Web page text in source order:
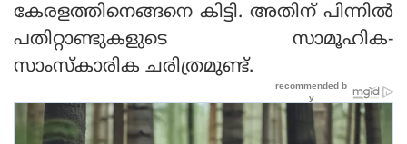
കേരളത്തിനെങ്ങനെ കിട്ടി. അതിന് പിന്നില്‍
പതിറ്റാണ്ടുകളുടെ സാമൂഹിക-
സാംസ്‌കാരിക ചരിത്രമുണ്ട്.